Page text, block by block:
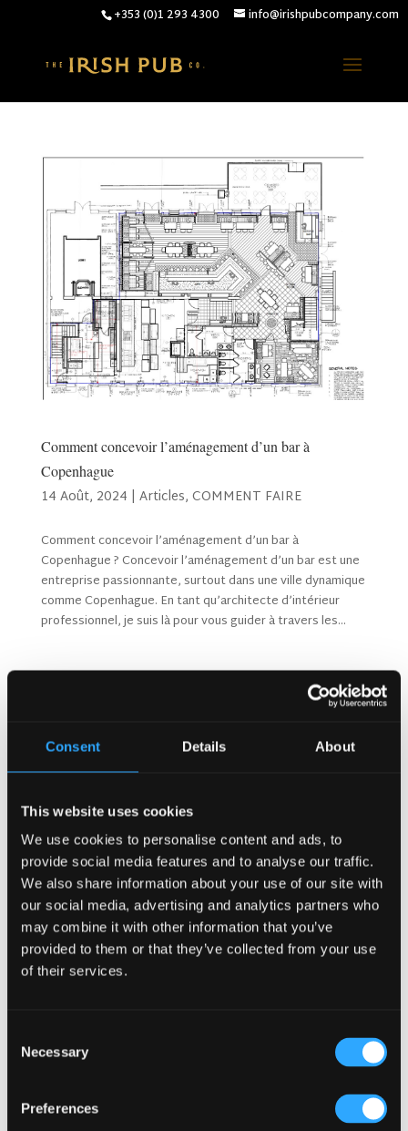
Consent Details About
This website uses cookies
We use cookies to personalise content and ads, to
provide social media features and to analyse our traffic.
We also share information about your use of our site with
our social media, advertising and analytics partners who
may combine it with other information that you’ve
provided to them or that they’ve collected from your use
of their services.
Selection
Necessary
Preferences
+353 (0)1 293 4300 info@irishpubcompany.com
Comment concevoir l’aménagement d’un bar à
Copenhague
14 Août, 2024 | Articles, COMMENT FAIRE
Comment concevoir l’aménagement d’un bar à
Copenhague ? Concevoir l’aménagement d’un bar est une
entreprise passionnante, surtout dans une ville dynamique
comme Copenhague. En tant qu’architecte d’intérieur
professionnel, je suis là pour vous guider à travers les...
Rechercher
pubs animés au Royaume-Uni ?
Pourquoi l’acoustique compte plus que le choix musical
dans un pub (Kronendal 1713)
Comment la conception du comptoir de bar peut améliorer
l’interaction avec la clientèle (Kronendal 1713)
Qu’est-ce qui distingue un pub moyen d’un pub vraiment
performant à Atlanta ?
Comment le Lagos Irish Pub de l’Eko Hotel crée-t-il une
Parcourir
catégorie
Tags populaires